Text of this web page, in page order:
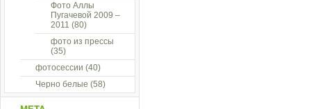
Фото Аллы
Пугачевой 2009 –
2011 (80)
фото из прессы
(35)
фотосессии (40)
Черно белые (58)